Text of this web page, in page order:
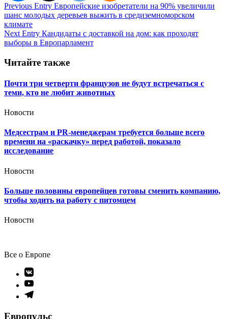
Навигация
по
записям
Previous Entry Европейские изобретатели на 90% увеличили
шанс молодых деревьев выжить в средиземноморском
климате
Next Entry Кандидаты с доставкой на дом: как проходят
выборы в Европарламент
Читайте также
Почти три четверти французов не будут встречаться с
теми, кто не любит животных
Новости
Медсестрам и PR-менеджерам требуется больше всего
времени на «раскачку» перед работой, показало
исследование
Новости
Больше половины европейцев готовы сменить компанию,
чтобы ходить на работу с питомцем
Новости
Все о Европе
Элемент
меню
Элемент
меню
Элемент
Европульс